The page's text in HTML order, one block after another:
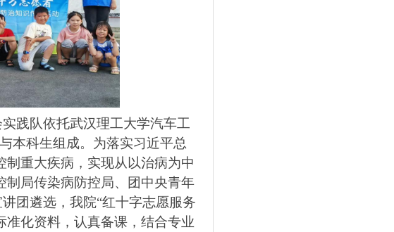
践队依托武汉理工大学汽车工
本科生组成。为落实习近平总
重大疾病，实现从以治病为中
制局传染病防控局、团中央青年
团遴选，我院“红十字志愿服务
准化资料，认真备课，结合专业